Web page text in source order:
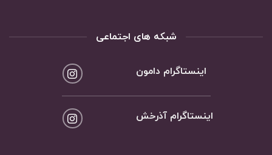
شبکه های اجتماعی
اینستاگرام دامون
اینستاگرام آذرخش